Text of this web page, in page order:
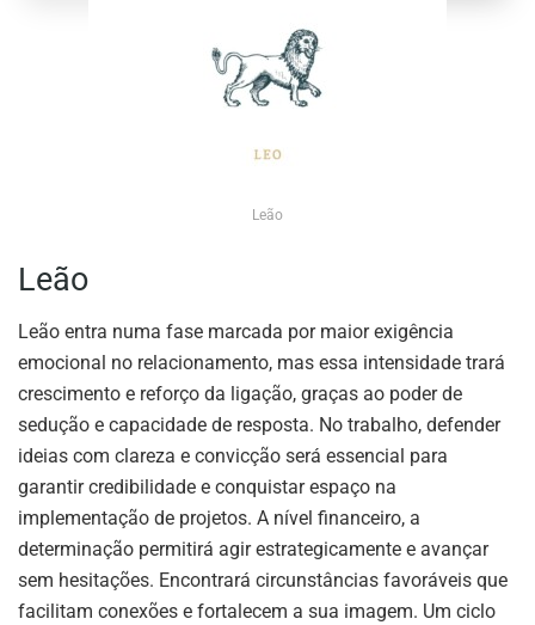
Leão
Leão
Leão entra numa fase marcada por maior exigência
emocional no relacionamento, mas essa intensidade trará
crescimento e reforço da ligação, graças ao poder de
sedução e capacidade de resposta. No trabalho, defender
ideias com clareza e convicção será essencial para
garantir credibilidade e conquistar espaço na
implementação de projetos. A nível financeiro, a
determinação permitirá agir estrategicamente e avançar
sem hesitações. Encontrará circunstâncias favoráveis que
facilitam conexões e fortalecem a sua imagem. Um ciclo